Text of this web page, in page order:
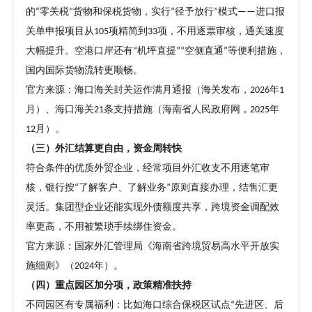
的“零关税”货物和保税货物，实行“径予放行”模式——进口报
关单申报项目从105项精简到 33项，不用逐票审核，通关速度
大幅提升。空港口岸还有“机坪直提”“空侧直通 ”等便利措施，
国内国际货物流转更顺畅。
官方来源：海口海关封关运作满月通报（海关发布， 2026年1
月）、海口海关21条支持措施（海南省人民政府网， 2025年
12月）。
（三）外汇结算更自由，资金周转快
符合条件的优质外贸企业，经常项目外汇收支不用逐笔审
核，银行按“了解客户、了解业务”原则直接办理，结售汇更
灵活。集团型企业还能实现外债额度共享，跨境资金调配效
率更高，不用被繁琐手续绑住资金。
官方来源：国家外汇管理局《海南省跨境贸易高水平开放实
施细则》（2024年）。
（四）重点园区加分项，政策精准扶持
不同园区有专属福利：比如海口综合保税区试点“先进区、后